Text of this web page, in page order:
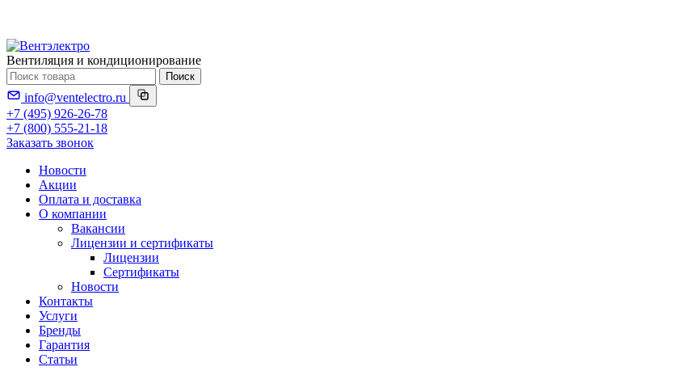
Вентиляция и кондиционирование
Поиск
info@ventelectro.ru
+7 (495) 926-26-78
+7 (800) 555-21-18
Заказать звонок
Новости
Акции
Оплата и доставка
О компании
Вакансии
Лицензии и сертификаты
Лицензии
Сертификаты
Новости
Контакты
Услуги
Бренды
Гарантия
Статьи